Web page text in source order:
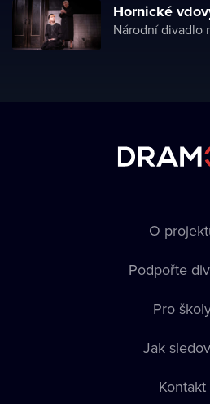
Hornické
O
Podpořte
Pro
Jak
Kontakt